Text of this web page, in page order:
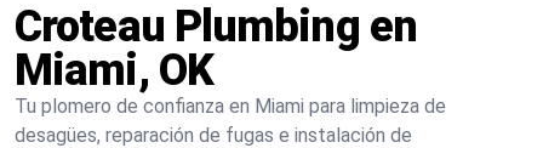
Croteau Plumbing en
Miami, OK
Tu plomero de confianza en Miami para limpieza de
desagües, reparación de fugas e instalación de